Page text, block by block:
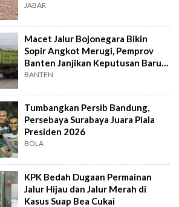
JABAR
Macet Jalur Bojonegara Bikin
Sopir Angkot Merugi, Pemprov
Banten Janjikan Keputusan Baru 4
Hari Lagi
BANTEN
Tumbangkan Persib Bandung,
Persebaya Surabaya Juara Piala
Presiden 2026
BOLA
KPK Bedah Dugaan Permainan
Jalur Hijau dan Jalur Merah di
Kasus Suap Bea Cukai